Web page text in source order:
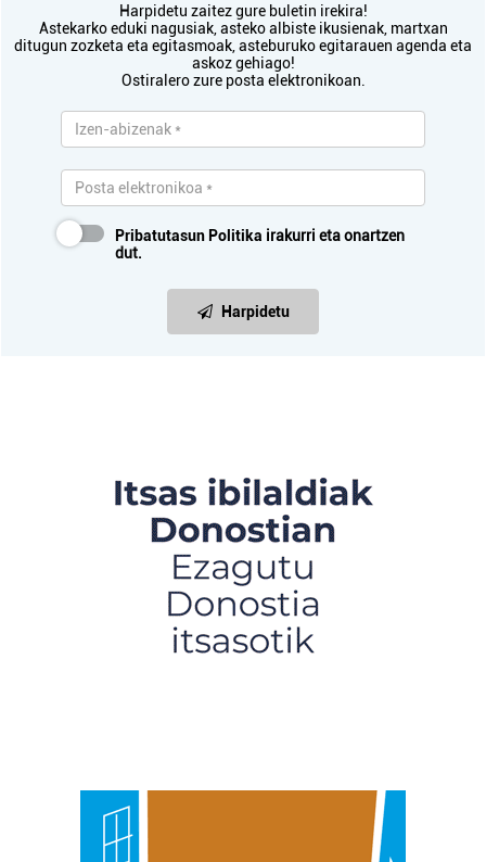
Harpidetu zaitez gure buletin irekira!
Astekarko eduki nagusiak, asteko albiste ikusienak, martxan
ditugun zozketa eta egitasmoak, asteburuko egitarauen agenda eta
askoz gehiago!
Ostiralero zure posta elektronikoan.
Pribatutasun Politika irakurri eta onartzen
dut.
Harpidetu